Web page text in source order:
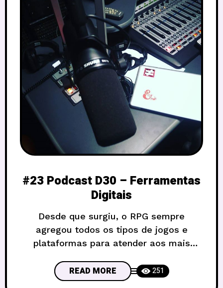
#23 Podcast D30 – Ferramentas
Digitais
Desde que surgiu, o RPG sempre
agregou todos os tipos de jogos e
plataformas para atender aos mais
assunto como esse sem citar um dos
temas que mais mexe com a cabeça
READ MORE 251